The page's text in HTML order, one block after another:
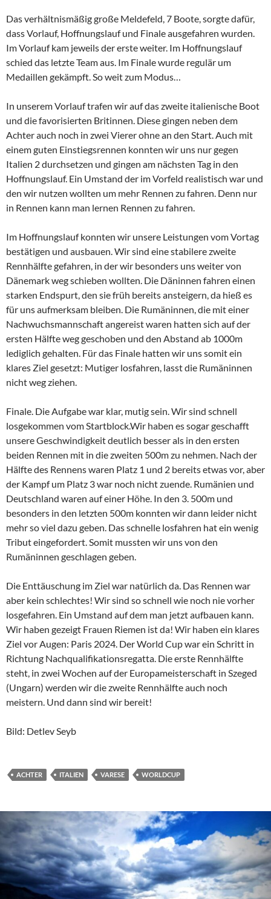
Das verhältnismäßig große Meldefeld, 7 Boote, sorgte dafür,
dass Vorlauf, Hoffnungslauf und Finale ausgefahren wurden.
Im Vorlauf kam jeweils der erste weiter. Im Hoffnungslauf
schied das letzte Team aus. Im Finale wurde regulär um
Medaillen gekämpft. So weit zum Modus…
In unserem Vorlauf trafen wir auf das zweite italienische Boot
und die favorisierten Britinnen. Diese gingen neben dem
Achter auch noch in zwei Vierer ohne an den Start. Auch mit
einem guten Einstiegsrennen konnten wir uns nur gegen
Italien 2 durchsetzen und gingen am nächsten Tag in den
Hoffnungslauf. Ein Umstand der im Vorfeld realistisch war und
den wir nutzen wollten um mehr Rennen zu fahren. Denn nur
in Rennen kann man lernen Rennen zu fahren.
Im Hoffnungslauf konnten wir unsere Leistungen vom Vortag
bestätigen und ausbauen. Wir sind eine stabilere zweite
Rennhälfte gefahren, in der wir besonders uns weiter von
Dänemark weg schieben wollten. Die Däninnen fahren einen
starken Endspurt, den sie früh bereits ansteigern, da hieß es
für uns aufmerksam bleiben. Die Rumäninnen, die mit einer
Nachwuchsmannschaft angereist waren hatten sich auf der
ersten Hälfte weg geschoben und den Abstand ab 1000m
lediglich gehalten. Für das Finale hatten wir uns somit ein
klares Ziel gesetzt: Mutiger losfahren, lasst die Rumäninnen
nicht weg ziehen.
Finale. Die Aufgabe war klar, mutig sein. Wir sind schnell
losgekommen vom Startblock.Wir haben es sogar geschafft
unsere Geschwindigkeit deutlich besser als in den ersten
beiden Rennen mit in die zweiten 500m zu nehmen. Nach der
Hälfte des Rennens waren Platz 1 und 2 bereits etwas vor, aber
der Kampf um Platz 3 war noch nicht zuende. Rumänien und
Deutschland waren auf einer Höhe. In den 3. 500m und
besonders in den letzten 500m konnten wir dann leider nicht
mehr so viel dazu geben. Das schnelle losfahren hat ein wenig
Tribut eingefordert. Somit mussten wir uns von den
Rumäninnen geschlagen geben.
Die Enttäuschung im Ziel war natürlich da. Das Rennen war
aber kein schlechtes! Wir sind so schnell wie noch nie vorher
losgefahren. Ein Umstand auf dem man jetzt aufbauen kann.
Wir haben gezeigt Frauen Riemen ist da! Wir haben ein klares
Ziel vor Augen: Paris 2024. Der World Cup war ein Schritt in
Richtung Nachqualifikationsregatta. Die erste Rennhälfte
steht, in zwei Wochen auf der Europameisterschaft in Szeged
(Ungarn) werden wir die zweite Rennhälfte auch noch
meistern. Und dann sind wir bereit!
Bild: Detlev Seyb
ACHTER ITALIEN VARESE WORLDCUP